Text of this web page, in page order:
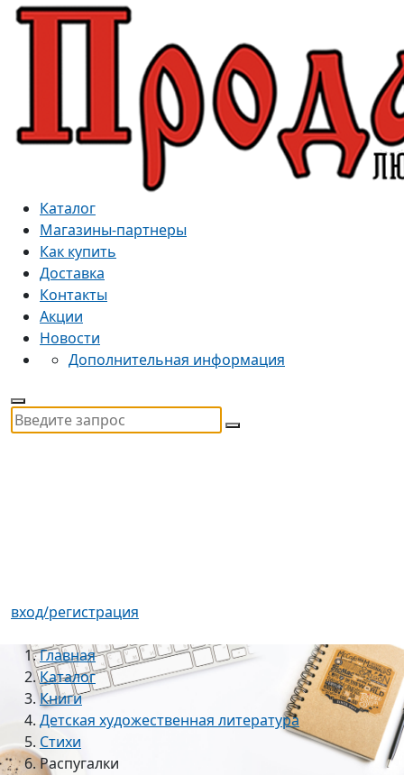
Каталог
Магазины-партнеры
Как купить
Доставка
Контакты
Акции
Новости
Дополнительная информация
вход/регистрация
Главная
Каталог
Книги
Детская художественная литература
Стихи
Распугалки